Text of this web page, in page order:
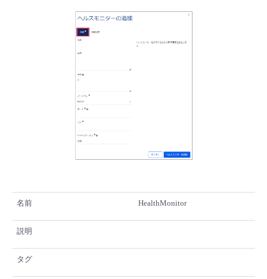
名前 HealthMonitor
説明
タグ